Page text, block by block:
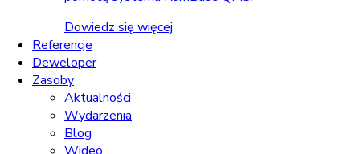
Dowiedz się więcej
Referencje
Deweloper
Zasoby
Aktualności
Wydarzenia
Blog